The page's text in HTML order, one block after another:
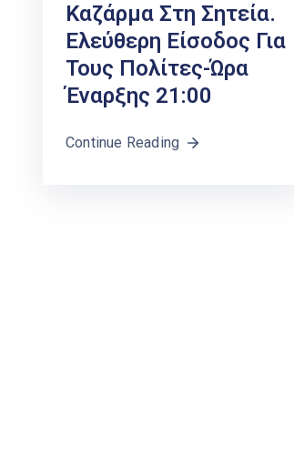
Καζάρμα Στη Σητεία.
Ελεύθερη Είσοδος Για
Τους Πολίτες-Ώρα
Έναρξης 21:00
Continue Reading